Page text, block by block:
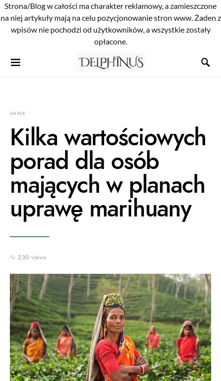
Strona/Blog w całości ma charakter reklamowy, a zamieszczone
na niej artykuły mają na celu pozycjonowanie stron www. Żaden z
wpisów nie pochodzi od użytkowników, a wszystkie zostały
opłacone.
INNE
Kilka wartościowych
porad dla osób
mających w planach
uprawę marihuany
230 views